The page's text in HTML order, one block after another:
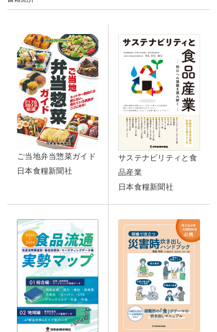
ご当地弁当惣菜ガイド
日本食糧新聞社
サステナビリティと食
品産業
日本食糧新聞社